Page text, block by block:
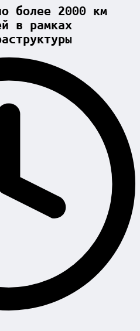
более 2000 км
в рамках